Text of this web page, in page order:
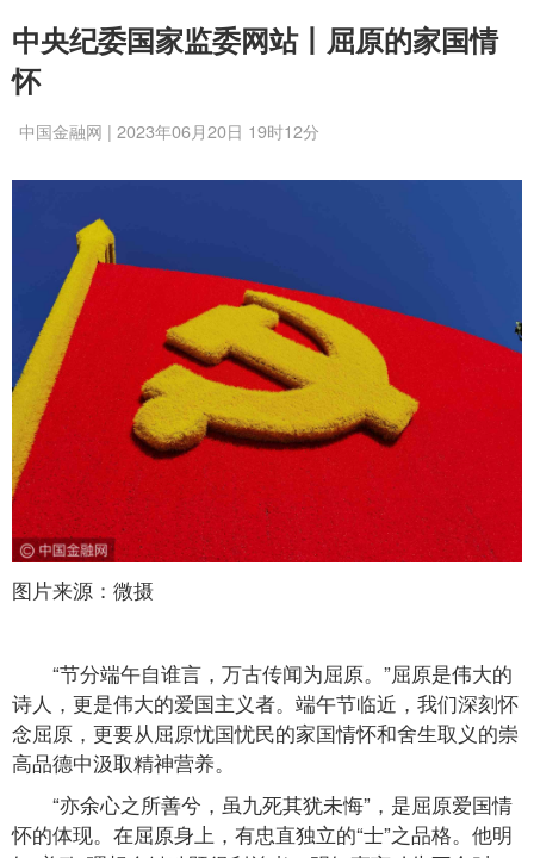
中央纪委国家监委网站丨屈原的家国情
怀
中国金融网 | 2023年06月20日 19时12分
图片来源：微摄
“节分端午自谁言，万古传闻为屈原。”屈原是伟大的
诗人，更是伟大的爱国主义者。端午节临近，我们深刻怀
念屈原，更要从屈原忧国忧民的家国情怀和舍生取义的崇
高品德中汲取精神营养。
“亦余心之所善兮，虽九死其犹未悔”，是屈原爱国情
怀的体现。在屈原身上，有忠直独立的“士”之品格。他明